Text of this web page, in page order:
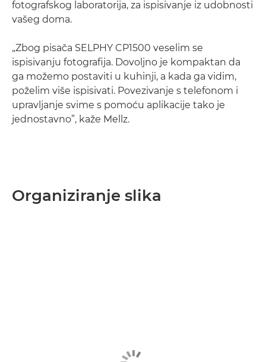
fotografskog laboratorija, za ispisivanje iz udobnosti
vašeg doma.
„Zbog pisača SELPHY CP1500 veselim se
ispisivanju fotografija. Dovoljno je kompaktan da
ga možemo postaviti u kuhinji, a kada ga vidim,
poželim više ispisivati. Povezivanje s telefonom i
upravljanje svime s pomoću aplikacije tako je
jednostavno”, kaže Mellz.
Organiziranje slika